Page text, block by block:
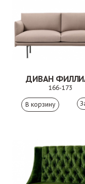
ДИВАН
166-173